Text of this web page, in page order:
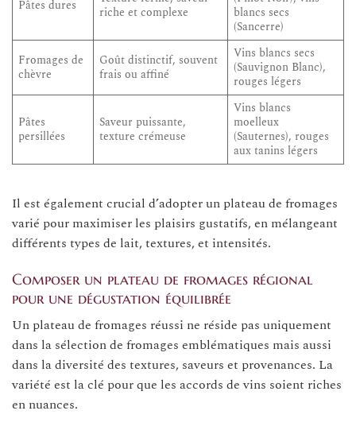
Pâtes dures
riche et complexe
blancs secs
(Sancerre)
Fromages de
chèvre
Goût distinctif, souvent
frais ou affiné
Vins blancs secs
(Sauvignon Blanc),
rouges légers
Pâtes
persillées
Saveur puissante,
texture crémeuse
Vins blancs
moelleux
(Sauternes), rouges
aux tanins légers
Il est également crucial d’adopter un plateau de fromages
varié pour maximiser les plaisirs gustatifs, en mélangeant
différents types de lait, textures, et intensités.
Composer un plateau de fromages régional
pour une dégustation équilibrée
Un plateau de fromages réussi ne réside pas uniquement
dans la sélection de fromages emblématiques mais aussi
dans la diversité des textures, saveurs et provenances. La
variété est la clé pour que les accords de vins soient riches
en nuances.